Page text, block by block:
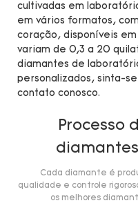
cultivadas em
em vários formatos,
coração, disponíveis
variam de 0,3 a 20
diamantes de
personalizados, sinta-
contato conosco.
Processo
Cada diamante é
qualidade e controle
os melhores